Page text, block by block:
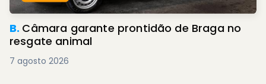
B. Câmara garante prontidão de Braga no
resgate animal
7 agosto 2026